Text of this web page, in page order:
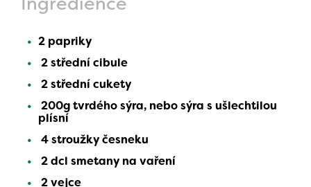
2 papriky
2 střední cibule
2 střední cukety
200g tvrdého sýra, nebo sýra s ušlechtilou
plísní
4 stroužky česneku
2 dcl smetany na vaření
2 vejce